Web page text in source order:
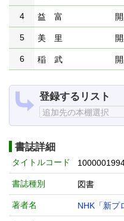
4 益 富
5 美 里
6 稲 武
登録するリスト
書誌詳細
タイトルコード
書誌種別 図書
著者名 NHK「新プ